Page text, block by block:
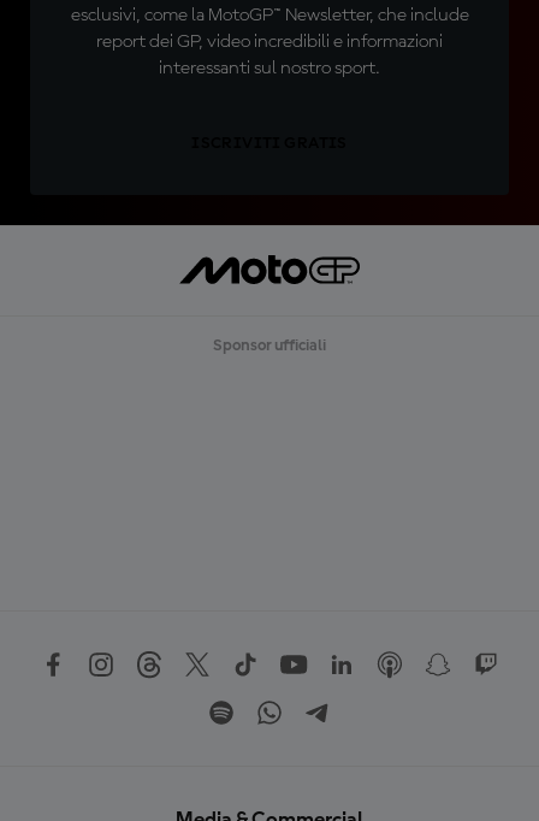
esclusivi, come la MotoGP™ Newsletter, che include
report dei GP, video incredibili e informazioni
interessanti sul nostro sport.
Sponsor ufficiali